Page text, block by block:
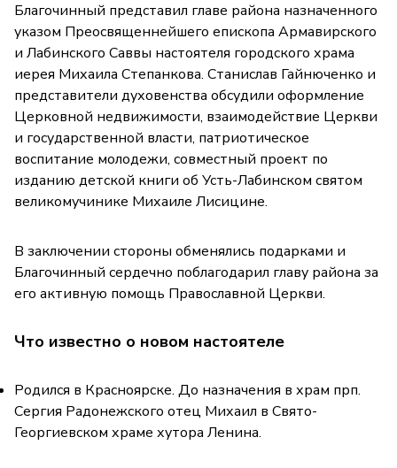
Благочинный представил главе района назначенного
указом Преосвященнейшего епископа Армавирского
и Лабинского Саввы настоятеля городского храма
иерея Михаила Степанкова. Станислав Гайнюченко и
представители духовенства обсудили оформление
Церковной недвижимости, взаимодействие Церкви
и государственной власти, патриотическое
воспитание молодежи, совместный проект по
изданию детской книги об Усть-Лабинском святом
великомучинике Михаиле Лисицине.
В заключении стороны обменялись подарками и
Благочинный сердечно поблагодарил главу района за
его активную помощь Православной Церкви.
Что известно о новом настоятеле
Родился в Красноярске. До назначения в храм прп.
Сергия Радонежского отец Михаил в Свято-
Георгиевском храме хутора Ленина.